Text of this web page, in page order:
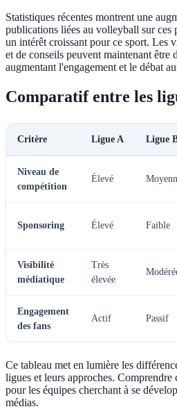
Statistiques récentes montrent une
publications liées au volleyball sur ces
un intérêt croissant pour ce sport. Les
et de conseils peuvent maintenant être
augmentant l'engagement et le débat
Comparatif entre les
Critère Ligue A Ligue
Niveau de
compétition
Élevé
Sponsoring Élevé Faible
Visibilité
médiatique
Très
élevée
Engagement
des fans
Actif Passif
Ce tableau met en lumière les
ligues et leurs approches. Comprendre
pour les équipes cherchant à se
médias.